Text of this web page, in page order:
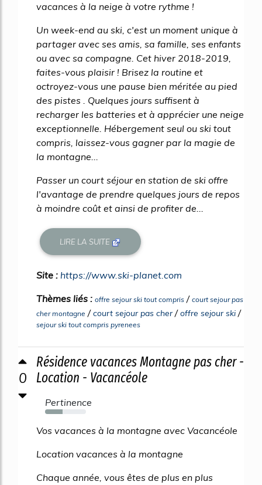
vacances à la neige à votre rythme !
Un week-end au ski, c'est un moment unique à
partager avec ses amis, sa famille, ses enfants
ou avec sa compagne. Cet hiver 2018-2019,
faites-vous plaisir ! Brisez la routine et
octroyez-vous une pause bien méritée au pied
des pistes . Quelques jours suffisent à
recharger les batteries et à apprécier une neige
exceptionnelle. Hébergement seul ou ski tout
compris, laissez-vous gagner par la magie de
la montagne...
Passer un court séjour en station de ski offre
l'avantage de prendre quelques jours de repos
à moindre coût et ainsi de profiter de...
LIRE LA SUITE
Site : https://www.ski-planet.com
Thèmes liés : offre sejour ski tout compris / court sejour pas
cher montagne /court sejour pas cher/offre sejour ski /
sejour ski tout compris pyrenees
0
Résidence vacances Montagne pas cher -
Location - Vacancéole
Pertinence
43%
Vos vacances à la montagne avec Vacancéole
Location vacances à la montagne
Chaque année, vous êtes de plus en plus